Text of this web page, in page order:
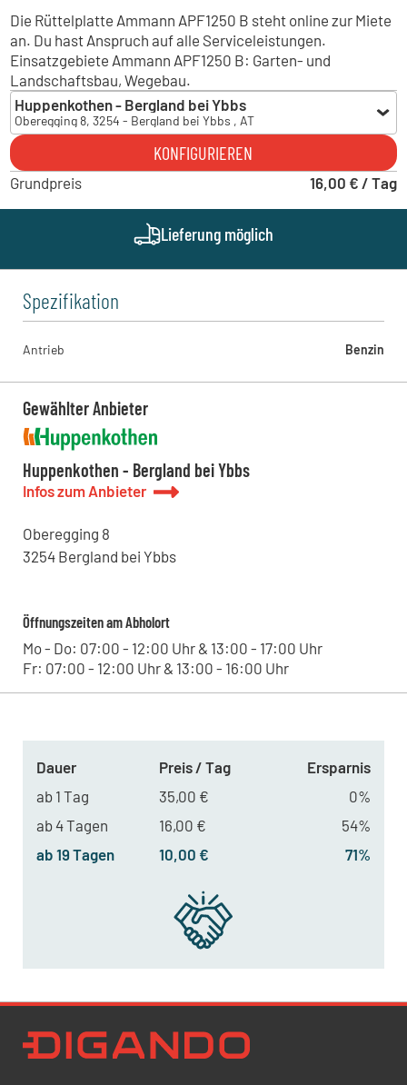
Die Rüttelplatte Ammann APF1250 B steht online zur Miete
an. Du hast Anspruch auf alle Serviceleistungen.
Einsatzgebiete Ammann APF1250 B: Garten- und
Landschaftsbau, Wegebau.
Huppenkothen - Bergland bei Ybbs
Oberegging 8, 3254 - Bergland bei Ybbs , AT
Huppenkothen - Bergland bei Ybbs
Oberegging 8, 3254 - Bergland bei Ybbs , AT
KONFIGURIEREN
Grundpreis 16,00 € / Tag
Lieferung möglich
Spezifikation
Antrieb Benzin
Gewählter Anbieter
Huppenkothen - Bergland bei Ybbs
Infos zum Anbieter
Oberegging 8
3254 Bergland bei Ybbs
Öffnungszeiten am Abholort
Mo - Do: 07:00 - 12:00 Uhr & 13:00 - 17:00 Uhr
Fr: 07:00 - 12:00 Uhr & 13:00 - 16:00 Uhr
Dauer Preis / Tag
Ersparnis
ab 1 Tag
35,00 €
0%
ab 4 Tagen
16,00 €
54%
ab 19 Tagen
10,00 € 71%
Ich bestätige, dass ich die
Datenschutzrichtlinien